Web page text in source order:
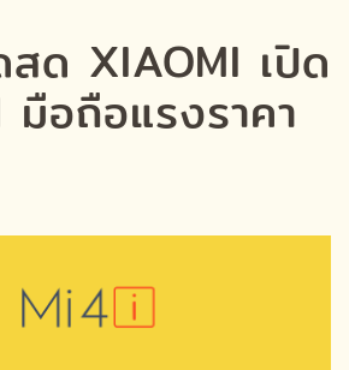
ด XIAOMI เปิด
อถือแรงราคา